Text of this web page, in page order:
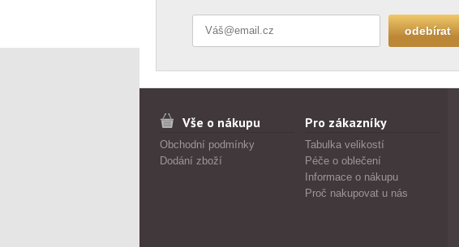
Vše o nákupu
Obchodní podmínky
Dodání zboží
Pro zákazníky
Tabulka velikostí
Péče o oblečení
Informace o nákupu
Proč nakupovat u nás